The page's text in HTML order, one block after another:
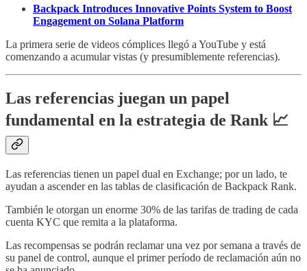
Backpack Introduces Innovative Points System to Boost
Engagement on Solana Platform
La primera serie de videos cómplices llegó a YouTube y está
comenzando a acumular vistas (y presumiblemente referencias).
Las referencias juegan un papel
fundamental en la estrategia de Rank 📈
Las referencias tienen un papel dual en Exchange; por un lado, te
ayudan a ascender en las tablas de clasificación de Backpack Rank.
También le otorgan un enorme 30% de las tarifas de trading de cada
cuenta KYC que remita a la plataforma.
Las recompensas se podrán reclamar una vez por semana a través de
su panel de control, aunque el primer período de reclamación aún no